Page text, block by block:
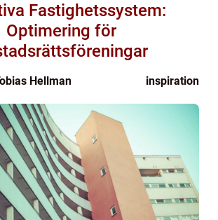
Fastighetssystem:
Optimering för
Hellman inspiration